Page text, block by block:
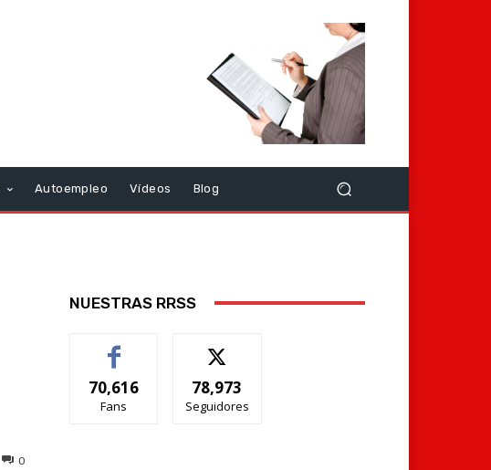
Autoempleo Vídeos Blog
0
NUESTRAS RRSS
70,616
Fans
78,973
Seguidores